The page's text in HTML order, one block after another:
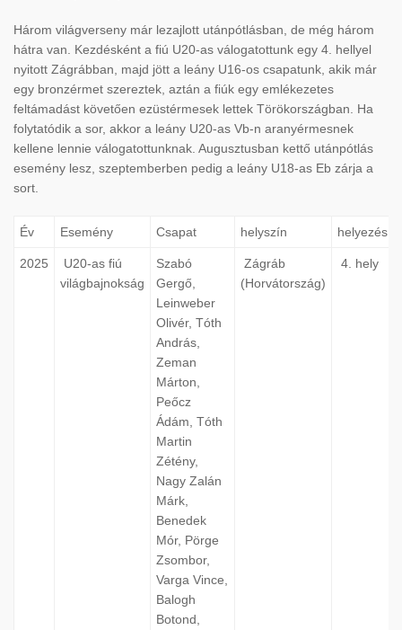
Három világverseny már lezajlott utánpótlásban, de még három
hátra van. Kezdésként a fiú U20-as válogatottunk egy 4. hellyel
nyitott Zágrábban, majd jött a leány U16-os csapatunk, akik már
egy bronzérmet szereztek, aztán a fiúk egy emlékezetes
feltámadást követően ezüstérmesek lettek Törökországban. Ha
folytatódik a sor, akkor a leány U20-as Vb-n aranyérmesnek
kellene lennie válogatottunknak. Augusztusban kettő utánpótlás
esemény lesz, szeptemberben pedig a leány U18-as Eb zárja a
sort.
Év Esemény Csapat helyszín helyezés
2025
U20-as fiú
világbajnokság
Szabó
Gergő,
Leinweber
Olivér, Tóth
András,
Zeman
Márton,
Peőcz
Ádám, Tóth
Martin
Zétény,
Nagy Zalán
Márk,
Benedek
Mór, Pörge
Zsombor,
Varga Vince,
Balogh
Botond,
Zágráb
(Horvátország)
4. hely